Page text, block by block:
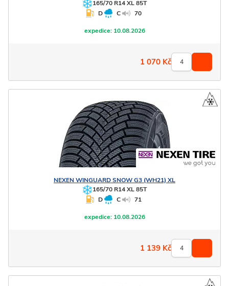
165/70 R14 XL 85T
D
C 70
expedice:10.08.2026
1 070 Kč
NEXEN WINGUARD SNOW G3 (WH21) XL
165/70 R14 XL 85T
D
C 71
expedice:10.08.2026
1 139 Kč